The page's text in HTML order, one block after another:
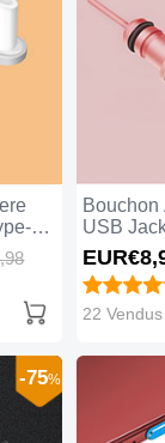
C
98
Bouchon
USB
EUR€8,
22 Vendus
-75%